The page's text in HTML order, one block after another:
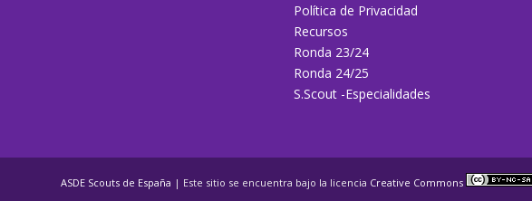
Política de Privacidad
Recursos
Ronda 23/24
Ronda 24/25
S.Scout -Especialidades
ASDE Scouts de España | Este sitio se encuentra bajo la licencia Creative Commons